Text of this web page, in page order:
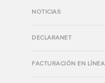
NOTICIAS
DECLARANET
FACTURACIÓN EN LÍNEA